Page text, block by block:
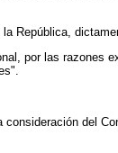
República,
por las razones
del